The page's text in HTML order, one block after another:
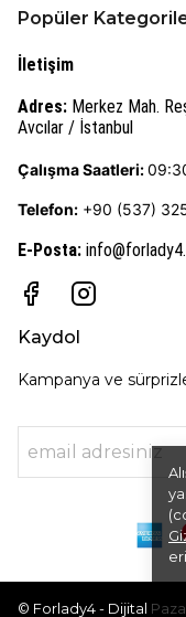
Popüler
İletişim
Adres: Merkez Mah.
Avcılar / İstanbul
Çalışma Saatleri:
Telefon: +90 (537)
E-Posta:
Kaydol
Kampanya ve
© Forlady4 - Dijital